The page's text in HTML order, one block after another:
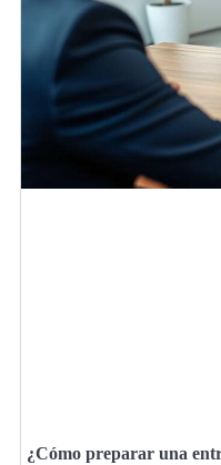
¿Cómo preparar una